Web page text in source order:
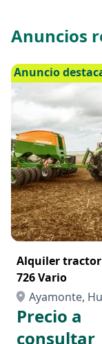
Anuncios
Anuncio
Alquiler
726 Vario
Ayamonte,
Precio a
consultar